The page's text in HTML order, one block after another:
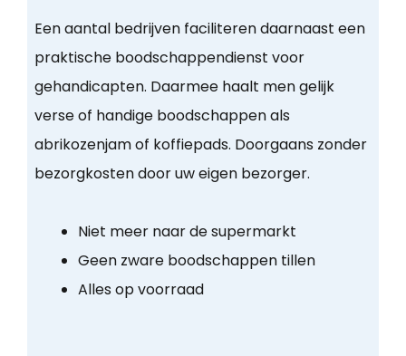
Een aantal bedrijven faciliteren daarnaast een
praktische boodschappendienst voor
gehandicapten. Daarmee haalt men gelijk
verse of handige boodschappen als
abrikozenjam of koffiepads. Doorgaans zonder
bezorgkosten door uw eigen bezorger.
Niet meer naar de supermarkt
Geen zware boodschappen tillen
Alles op voorraad